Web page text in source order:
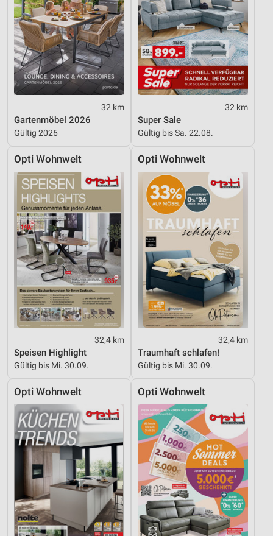
32 km
Gartenmöbel 2026
Gültig 2026
32 km
Super Sale
Gültig bis Sa. 22.08.
Opti Wohnwelt
32,4 km
Speisen Highlight
Gültig bis Mi. 30.09.
Opti Wohnwelt
32,4 km
Traumhaft schlafen!
Gültig bis Mi. 30.09.
Opti Wohnwelt Opti Wohnwelt